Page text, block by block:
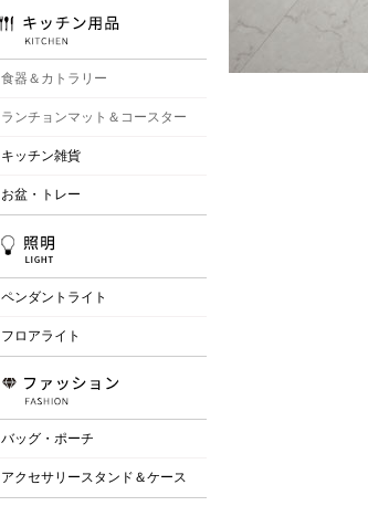
食器＆カトラリー
ランチョンマット＆コースター
キッチン雑貨
お盆・トレー
ペンダントライト
フロアライト
バッグ・ポーチ
アクセサリースタンド＆ケース